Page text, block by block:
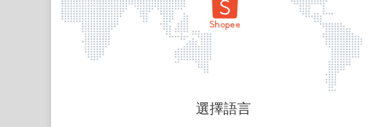
頁面無法顯示
選擇語言